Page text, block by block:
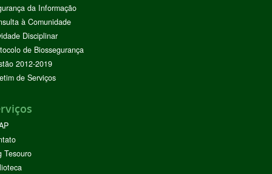
da Informação
à Comunidade
Disciplinar
de Biossegurança
2012-2019
de Serviços
Tesouro